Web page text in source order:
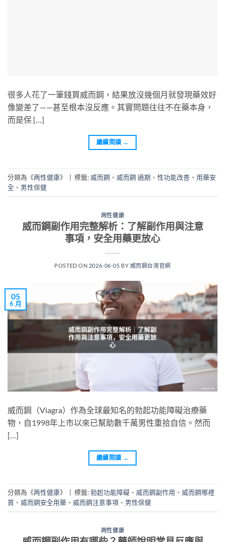
很多人花了一筆錢買威而鋼，結果放沒幾個月就發現藥效好
像變差了——甚至根本沒反應。其實問題往往不在藥本身，
而是保 […]
繼續閱讀 →
分類為《两性健康》 標籤: 威而鋼 、 威而鋼 過期 、 性功能改善 、 用藥安
全 、 男性保健
两性健康
威而鋼副作用完整解析：了解副作用與注意
事項，安全用藥更放心
POSTED ON 2026-06-05 BY 威而鋼台灣官網
05
6 月
威而鋼（Viagra）作為全球最知名的勃起功能障礙治療藥
物，自1998年上市以來已幫助數千萬男性重拾自信。然而
[…]
繼續閱讀 →
分類為《两性健康》 標籤:勃起功能障礙 、 威而鋼副作用 、 威而鋼哪裡
買 、 威而鋼安全用藥 、 威而鋼注意事項 、 男性保健
两性健康